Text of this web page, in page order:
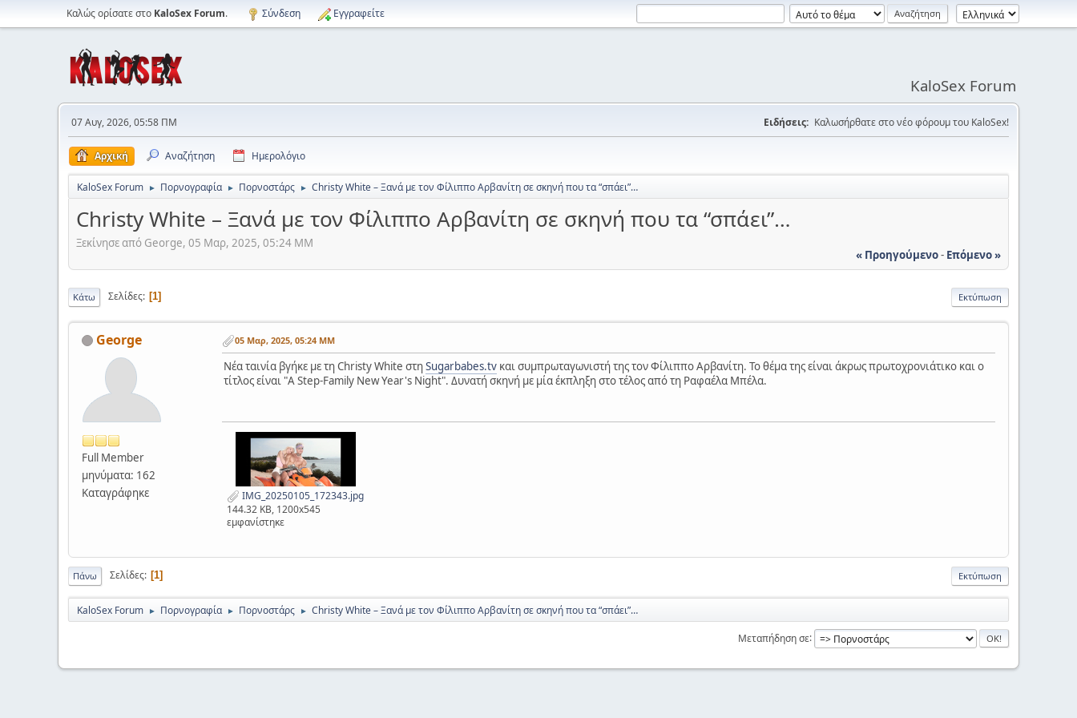
Καλώς ορίσατε στο KaloSex Forum. Σύνδεση Εγγραφείτε
KaloSex Forum
07 Αυγ, 2026, 05:58 ΠΜ Ειδήσεις: Καλωσήρθατε στο νέο φόρουμ του KaloSex!
Αρχική Αναζήτηση Ημερολόγιο
KaloSex Forum ► Πορνογραφία ► Πορνοστάρς ► Christy White – Ξανά με τον Φίλιππο Αρβανίτη σε σκηνή που τα “σπάει”…
Christy White – Ξανά με τον Φίλιππο Αρβανίτη σε σκηνή που τα “σπάει”…
Ξεκίνησε από George, 05 Μαρ, 2025, 05:24 ΜΜ
« Προηγούμενο- Επόμενο »
Εκτύπωση
Κάτω Σελίδες 1
George
Full Member
μηνύματα: 162
Καταγράφηκε
05 Μαρ, 2025, 05:24 ΜΜ
Νέα ταινία βγήκε με τη Christy White στηSugarbabes.tv και συμπρωταγωνιστή της τον Φίλιππο Αρβανίτη. Το θέμα της είναι άκρως πρωτοχρονιάτικο και ο
τίτλος είναι "A Step-Family New Year's Night". Δυνατή σκηνή με μία έκπληξη στο τέλος από τη Ραφαέλα Μπέλα.
IMG_20250105_172343.jpg
144.32 KB, 1200x545
εμφανίστηκε
Εκτύπωση
Πάνω Σελίδες 1
KaloSex Forum ► Πορνογραφία ► Πορνοστάρς ► Christy White – Ξανά με τον Φίλιππο Αρβανίτη σε σκηνή που τα “σπάει”…
Μεταπήδηση σε